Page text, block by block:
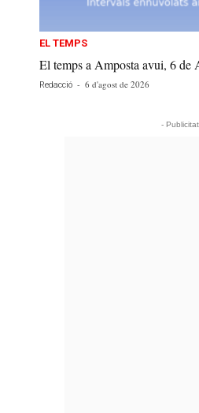
EL TEMPS
El temps a Amposta avui, 6 de
Redacció - 6 d'agost de 2026
-